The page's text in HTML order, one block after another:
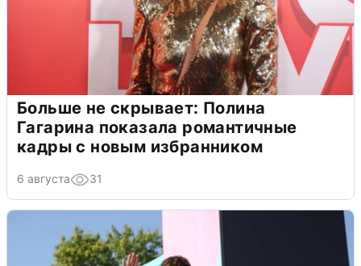
Больше не скрывает: Полина
Гагарина показала романтичные
кадры с новым избранником
6 августа 31